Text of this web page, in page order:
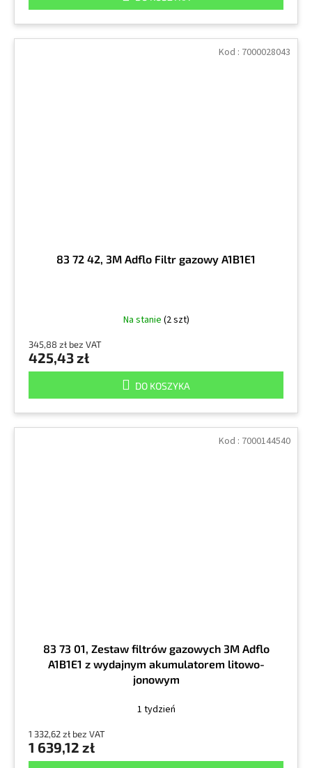
83 72 42, 3M Adflo Filtr gazowy A1B1E1
Na stanie (2 szt)
345,88 zł bez VAT
425,43 zł
DO KOSZYKA
Kod : 7000028043
83 73 01, Zestaw filtrów gazowych 3M Adflo
A1B1E1 z wydajnym akumulatorem litowo-
jonowym
1 tydzień
1 332,62 zł bez VAT
1 639,12 zł
Kod : 7000144540